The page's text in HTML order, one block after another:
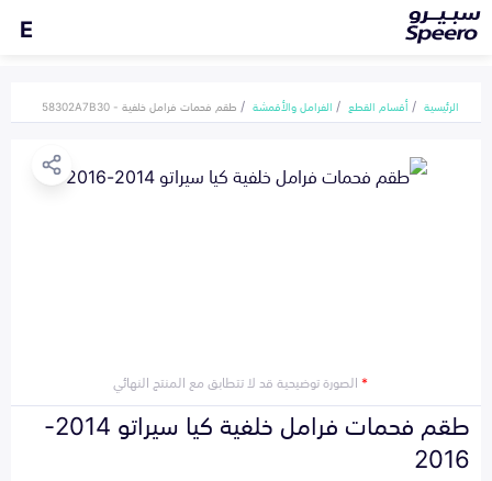
E
الرئيسية أقسام القطع الفرامل والأقمشة طقم فحمات فرامل خلفية - 58302A7B30
*الصورة توضيحية قد لا تتطابق مع المنتج النهائي
طقم فحمات فرامل خلفية كيا سيراتو 2014-
2016